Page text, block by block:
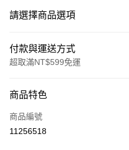
請選擇商品選項
付款與運送方式
超取滿NT$599免運
信用卡一次付款
信用卡分期付款
商品特色
商品編號
11256518